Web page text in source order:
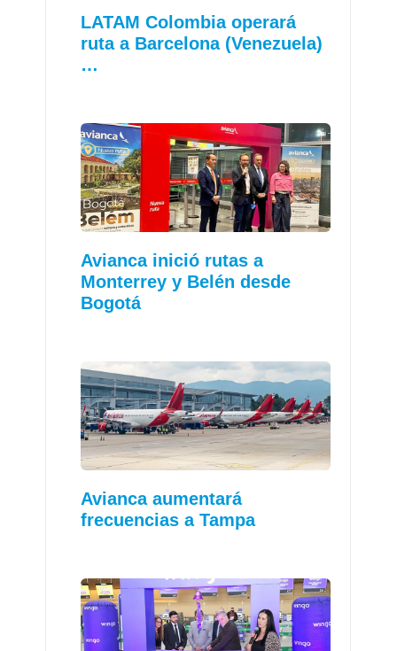
LATAM Colombia operará
ruta a Barcelona (Venezuela)
…
Avianca inició rutas a
Monterrey y Belén desde
Bogotá
Avianca aumentará
frecuencias a Tampa